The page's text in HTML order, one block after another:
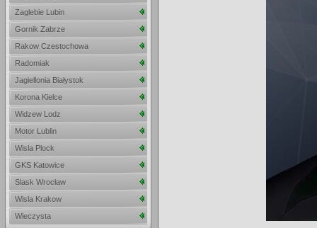
Zaglebie Lubin
Gornik Zabrze
Rakow Czestochowa
Radomiak
Jagiellonia Białystok
Korona Kielce
Widzew Lodz
Motor Lublin
Wisla Plock
GKS Katowice
Slask Wrocław
Wisla Krakow
Wieczysta